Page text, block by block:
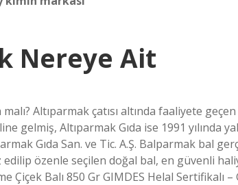
Nereye Ait
Altıparmak çatısı altında faaliyete
gelmiş, Altıparmak Gıda ise 1991 yılında
Gıda San. ve Tic. A.Ş. Balparmak bal
özenle seçilen doğal bal, en güvenli
Çiçek Balı 850 Gr GIMDES Helal Sertifikalı